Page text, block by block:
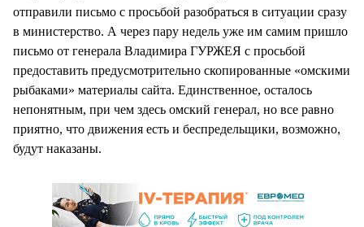
отправили письмо с просьбой разобраться в ситуации сразу
в министерство. А через пару недель уже им самим пришло
письмо от генерала Владимира ГУРЖЕЯ с просьбой
предоставить предусмотрительно скопированные «омскими
рыбаками» материалы сайта. Единственное, осталось
непонятным, при чем здесь омский генерал, но все равно
приятно, что движения есть и беспредельщики, возможно,
будут наказаны.